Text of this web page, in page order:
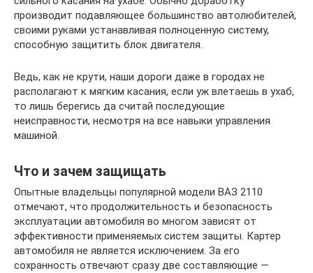
производит подавляющее большинство автолюбителей,
своими руками устанавливая полноценную систему,
способную защитить блок двигателя.
Ведь, как не крути, наши дороги даже в городах не
располагают к мягким касания, если уж влетаешь в ухаб,
то лишь берегись да считай последующие
неисправности, несмотря на все навыки управления
машиной.
Что и зачем защищать
Опытные владельцы популярной модели ВАЗ 2110
отмечают, что продолжительность и безопасность
эксплуатации автомобиля во многом зависят от
эффективности применяемых систем защиты. Картер
автомобиля не является исключением. За его
сохранность отвечают сразу две составляющие —